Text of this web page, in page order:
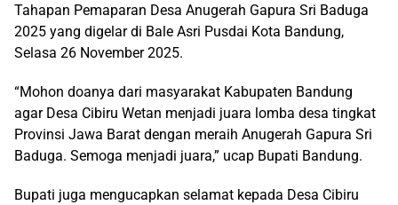
Tahapan Pemaparan Desa Anugerah Gapura Sri Baduga
2025 yang digelar di Bale Asri Pusdai Kota Bandung,
Selasa 26 November 2025.
“Mohon doanya dari masyarakat Kabupaten Bandung
agar Desa Cibiru Wetan menjadi juara lomba desa tingkat
Provinsi Jawa Barat dengan meraih Anugerah Gapura Sri
Baduga. Semoga menjadi juara,” ucap Bupati Bandung.
Bupati juga mengucapkan selamat kepada Desa Cibiru